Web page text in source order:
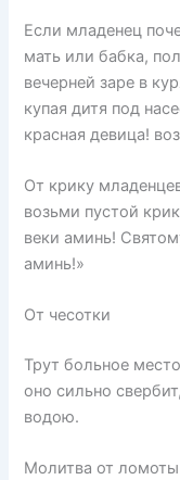
Если младенец
мать или бабка,
вечерней заре в
купая дитя под
красная девица!
От крику
возьми пустой
веки аминь!
аминь!»
От чесотки
Трут больное
оно сильно
водою.
Молитва от ломоты